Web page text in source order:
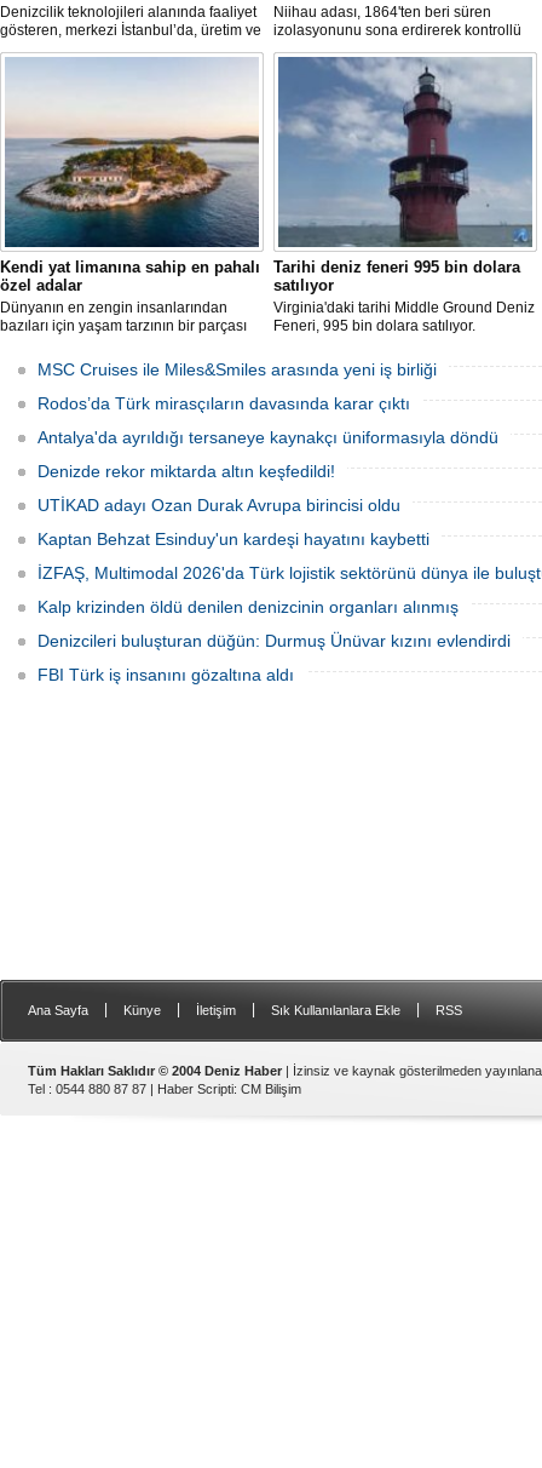
Denizcilik teknolojileri alanında faaliyet
gösteren, merkezi İstanbul’da, üretim ve
Ar-Ge faaliyetlerinin önemli bölümünü
Niihau adası, 1864'ten beri süren
izolasyonunu sona erdirerek kontrollü
turist ziyaretlerine açıldı. Ada sakinleri,
modern teknolojiden uzak, katı
kurallarla dolu bir yaşam sürdürüyor.
Kendi yat limanına sahip en pahalı
özel adalar
Dünyanın en zengin insanlarından
bazıları için yaşam tarzının bir parçası
zamanda kendi yat limanı, helikopter
pisti ve seçkin villaları da içeren koca bir
özel adadır.
Tarihi deniz feneri 995 bin dolara
satılıyor
Virginia'daki tarihi Middle Ground Deniz
Feneri, 995 bin dolara satılıyor.
üretebilen bir yaşam alanına
dönüştürüldü.
MSC Cruises ile Miles&Smiles arasında yeni iş birliği
Rodos’da Türk mirasçıların davasında karar çıktı
Antalya'da ayrıldığı tersaneye kaynakçı üniformasıyla döndü
Denizde rekor miktarda altın keşfedildi!
UTİKAD adayı Ozan Durak Avrupa birincisi oldu
Kaptan Behzat Esinduy'un kardeşi hayatını kaybetti
İZFAŞ, Multimodal 2026'da Türk lojistik sektörünü dünya ile
Kalp krizinden öldü denilen denizcinin organları alınmış
Denizcileri buluşturan düğün: Durmuş Ünüvar kızını evlendirdi
FBI Türk iş insanını gözaltına aldı
Ana Sayfa Künye İletişim Sık Kullanılanlara Ekle RSS
Tüm Hakları Saklıdır © 2004 Deniz Haber | İzinsiz ve kaynak gösterilmeden
Tel : 0544 880 87 87 | Haber Scripti: CM Bilişim